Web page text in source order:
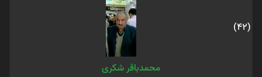
(42)
محمدباقر شکری